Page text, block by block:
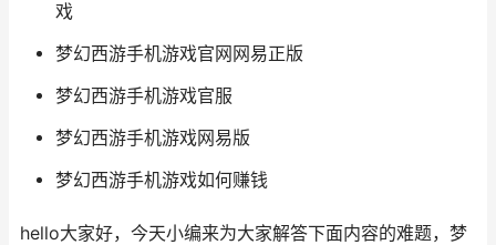
戏
梦幻西游手机游戏官网网易正版
梦幻西游手机游戏官服
梦幻西游手机游戏网易版
梦幻西游手机游戏如何赚钱
hello大家好，今天小编来为大家解答下面内容的难题，梦